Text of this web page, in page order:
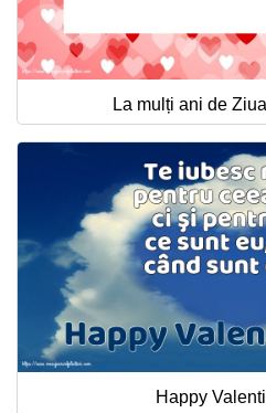
La mulți ani de
Happy